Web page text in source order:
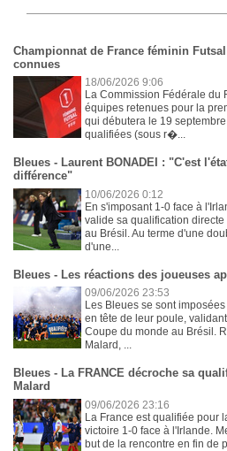
Championnat de France féminin
connues
18/06/2026 9:06
La Commission Fédérale du
équipes retenues pour la
qui débutera le 19
qualifiées (sous r�...
Bleues - Laurent BONADEI : "C'est
différence"
10/06/2026 0:12
En s'imposant 1-0 face à
valide sa qualification
au Brésil. Au terme d'une
d'une...
Bleues - Les réactions des joueuses
09/06/2026 23:53
Les Bleues se sont
en tête de leur poule,
Coupe du monde au Brésil.
Malard, ...
Bleues - La FRANCE décroche sa
Malard
09/06/2026 23:16
La France est qualifiée pour
victoire 1-0 face à l'Irlande.
but de la rencontre en fin de